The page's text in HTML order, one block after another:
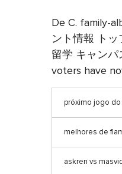
De C. family-
ント情報 ト
留学 キャン
voters have
próximo jogo
melhores de
askren vs